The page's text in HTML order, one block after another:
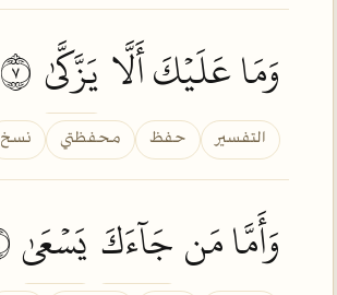
وَمَا عَلَيۡكَ أَلَّايَزَّكَّىٰ
التفسير حفظ محفظتي نسخ
وَأَمَّا مَنجَآءَكَ يَسۡعَىٰ